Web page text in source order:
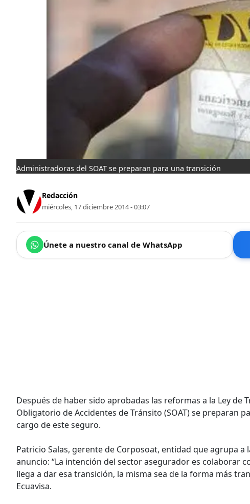
Administradoras del SOAT se preparan para una transición
Redacción
miércoles, 17 diciembre 2014 - 03:07
Únete a nuestro canal de WhatsApp
Después de haber sido aprobadas las reformas a la Ley
Obligatorio de Accidentes de Tránsito (SOAT) se preparan
cargo de este seguro.
Patricio Salas, gerente de Corposoat, entidad que agrupa a
anuncio: “La intención del sector asegurador es colaborar
llega a dar esa transición, la misma sea de la forma más
Ecuavisa.